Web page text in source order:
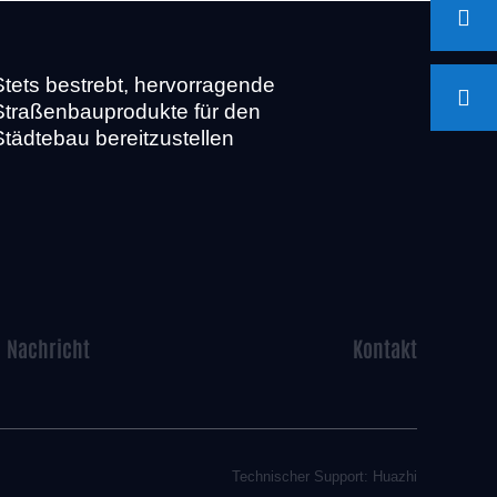
bestrebt, hervorragende
für den
bereitzustellen
Nachricht Kontakt
Technischer Support: Huazhi